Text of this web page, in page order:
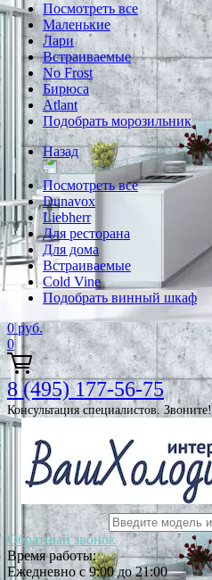
Посмотреть все
Маленькие
Лари
Встраиваемые
No Frost
Бирюса
Atlant
Подобрать морозильник
Назад
Посмотреть все
Dunavox
Liebherr
Для ресторана
Для дома
Встраиваемые
Cold Vine
Подобрать винный шкаф
0 руб.
0
8 (495) 177-56-75
Консультация специалистов. Звоните!
Обратный звонок
Время работы:
Ежедневно с 9:00 до 21:00